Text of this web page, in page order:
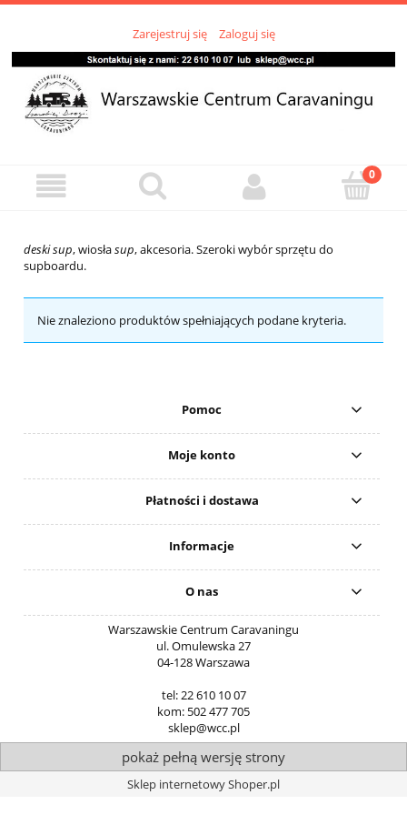
Zarejestruj się Zaloguj się
deski sup, wiosłasup, akcesoria. Szeroki wybór sprzętu do
supboardu.
Nie znaleziono produktów spełniających podane kryteria.
Pomoc
Moje konto
Płatności i dostawa
Informacje
O nas
Warszawskie Centrum Caravaningu
ul. Omulewska 27
04-128 Warszawa
tel: 22 610 10 07
kom: 502 477 705
sklep@wcc.pl
pokaż pełną wersję strony
Sklep internetowy Shoper.pl